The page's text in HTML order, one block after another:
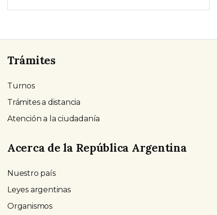
Trámites
Turnos
Trámites a distancia
Atención a la ciudadanía
Acerca de la República Argentina
Nuestro país
Leyes argentinas
Organismos